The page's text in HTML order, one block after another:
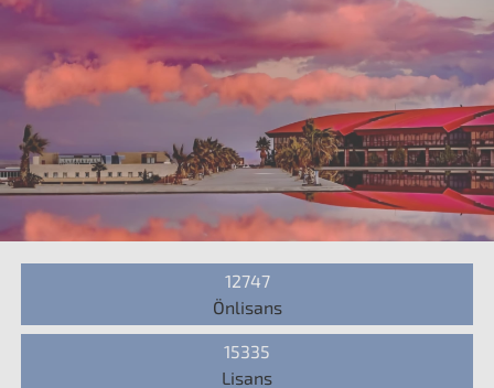
12747
Önlisans
15335
Lisans